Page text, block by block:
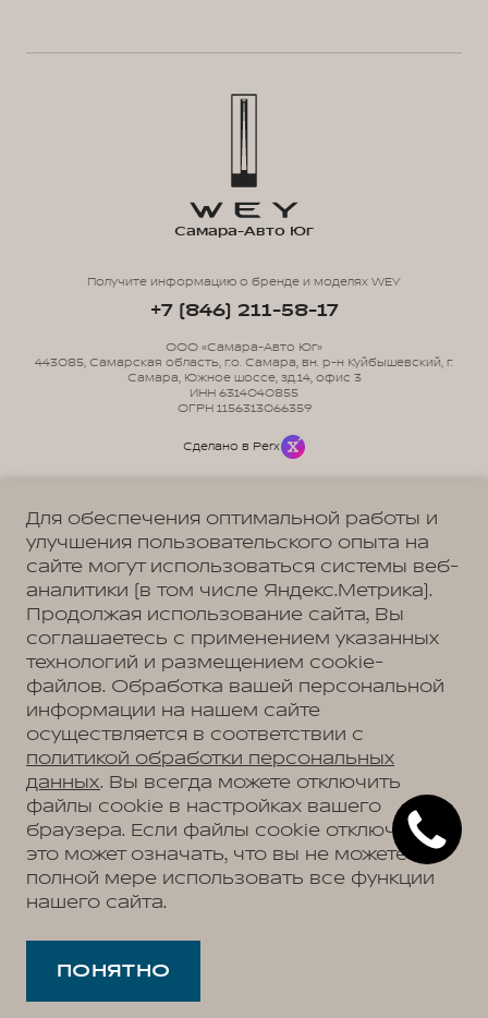
Политика обработки персональных данных
Согласие на коммуникацию
Согласие на предоставление персональных данных третьим лицам
Согласие на обработку ПД
Самара-Авто Юг
Получите информацию о бренде и моделях WEY
+7 (846) 211-58-17
ООО «Самара-Авто Юг»
443085, Самарская область, г.о. Самара, вн. р-н Куйбышевский, г.
Самара, Южное шоссе, зд.14, офис 3
ИНН 6314040855
ОГРН 1156313066359
Сделано в Perx
Адрес
Самара, Южное шоссе, д. 14
Телефон
+7 (846) 211-58-17
АВТОМОБИЛИ В НАЛИЧИИ
МОДЕЛЬНЫЙ РЯД
WEY 05
WEY 80 Премиум
WEY 07
ВЛАДЕЛЬЦАМ
Сервис
Запись на сервис
О ДИЛЕРЕ
35 лет GWM
Для обеспечения оптимальной работы и
улучшения пользовательского опыта на
сайте могут использоваться системы веб-
аналитики (в том числе Яндекс.Метрика).
Продолжая использование сайта, Вы
соглашаетесь с применением указанных
технологий и размещением cookie-
файлов. Обработка вашей персональной
информации на нашем сайте
осуществляется в соответствии с
политикой обработки персональных
данных. Вы всегда можете отключить
файлы cookie в настройках вашего
браузера. Если файлы cookie отключены,
это может означать, что вы не можете в
полной мере использовать все функции
нашего сайта.
ПОНЯТНО